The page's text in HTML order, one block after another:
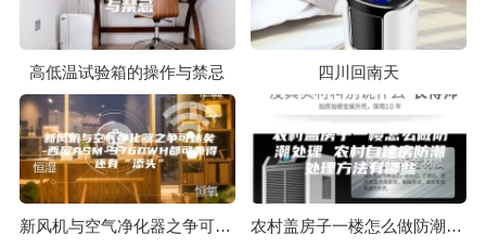
高低温试验箱的操作与禁忌 四川回南天
新风机与空气净化器之争可休矣-西屋ASM-9760WH都可兼得还有“添头” 农村盖房子一楼怎么做防潮处理 农村自建房防潮处理方法有哪些